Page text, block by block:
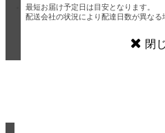
最短お届け予定日は目安となります。
配送会社の状況により配達日数が異なる
閉